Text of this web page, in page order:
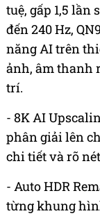
tuệ, gấp 1,5 lần
đến 240 Hz,
năng AI trên
ảnh, âm thanh
trí.
- 8K AI
phân giải lên
chi tiết và rõ
- Auto HDR
từng khung